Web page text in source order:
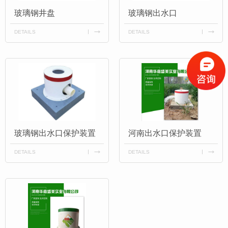
玻璃钢井盘
DETAILS
玻璃钢出水口
DETAILS
玻璃钢出水口保护装置
DETAILS
河南出水口保护装置
DETAILS